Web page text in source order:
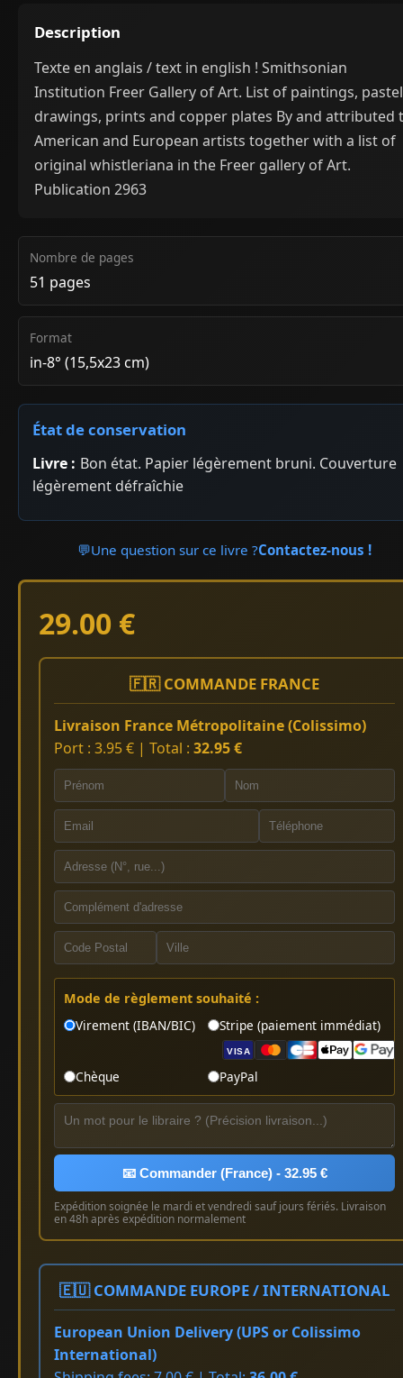
Description
Texte en anglais / text in english ! Smithsonian
Institution Freer Gallery of Art. List of paintings,
drawings, prints and copper plates By and attributed
American and European artists together with a list of
original whistleriana in the Freer gallery of Art.
Publication 2963
Nombre de pages
51 pages
Format
in-8° (15,5x23 cm)
État de conservation
Livre : Bon état. Papier légèrement bruni. Couverture
légèrement défraîchie
💬Une question sur ce livre ?Contactez-nous !
29.00 €
🇫🇷 COMMANDE FRANCE
Livraison France Métropolitaine (Colissimo)
Port : 3.95 € | Total : 32.95 €
Mode de règlement souhaité :
Virement (IBAN/BIC)
Stripe (paiement immédiat)
VISA
Chèque PayPal
📧 Commander (France) - 32.95 €
Expédition soignée le mardi et vendredi sauf jours fériés. Livraison
en 48h après expédition normalement
🇪🇺 COMMANDE EUROPE / INTERNATIONAL
European Union Delivery (UPS or Colissimo
International)